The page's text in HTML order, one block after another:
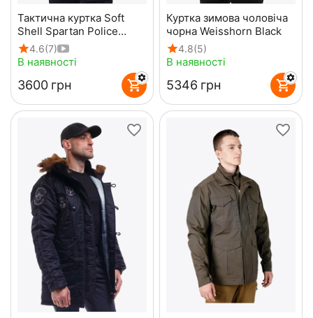
Тактична куртка Soft
Shell Spartan Police
Black чорна з
капюшоном
4.6(7)
В наявності
‍3600‍ грн
Куртка зимова чоловіча
чорна Weisshorn Black
4.8(5)
В наявності
‍5346‍ грн